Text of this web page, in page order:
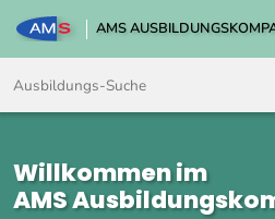
AMS
Willkommen im
AMS